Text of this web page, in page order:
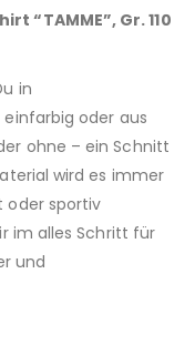
“TAMME”, Gr. 110
in
oder aus
ohne – ein Schnitt
wird es immer
oder sportiv
im alles Schritt für
und